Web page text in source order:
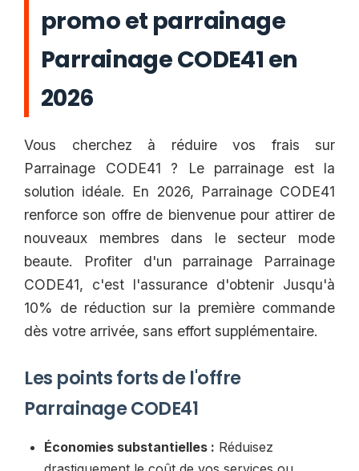
promo et parrainage
Parrainage CODE41 en
2026
Vous cherchez à réduire vos frais sur
Parrainage CODE41 ? Le parrainage est la
solution idéale. En 2026, Parrainage CODE41
renforce son offre de bienvenue pour attirer de
nouveaux membres dans le secteur mode
beaute. Profiter d'un parrainage Parrainage
CODE41, c'est l'assurance d'obtenir Jusqu'à
10% de réduction sur la première commande
dès votre arrivée, sans effort supplémentaire.
Les points forts de l'offre
Parrainage CODE41
Économies substantielles : Réduisez